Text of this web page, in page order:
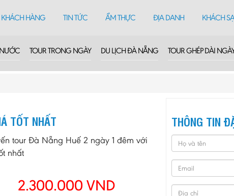
KHÁCH HÀNG TIN TỨC ẨM THỰC ĐỊA DANH KHÁCH
TOUR TRONG NGÀY DU LỊCH ĐÀ NẴNG TOUR GHÉP DÀI
TỐT NHẤT
tour Đà Nẵng Huế 2 ngày 1 đêm với
nhất
2.300.000 VND
THÔNG TIN